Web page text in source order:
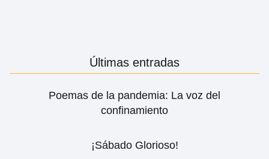
Últimas entradas
Poemas de la pandemia: La voz del
confinamiento
¡Sábado Glorioso!